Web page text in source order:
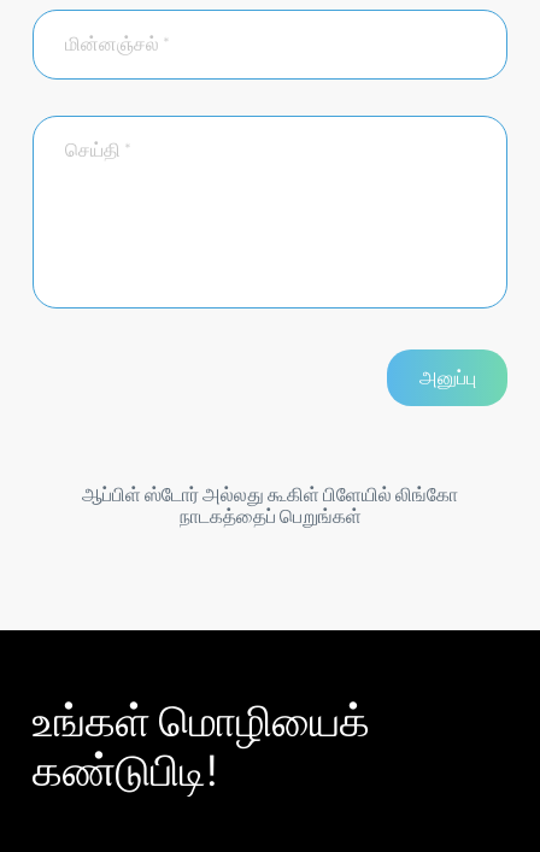
ஆப்பிள் ஸ்டோர் அல்லது கூகிள் பிளேயில் லிங்கோ
நாடகத்தைப் பெறுங்கள்
உங்கள் மொழியைக்
கண்டுபிடி!